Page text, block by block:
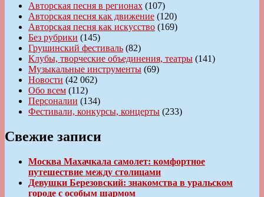
Авторская песня в регионах (107)
Авторская песня как движение (120)
Авторская песня как искусство (169)
Без рубрики (145)
Грушинский фестиваль (82)
Клубы, творческие объединения, театры (141)
Музыкальные инструменты (69)
Новости (42 062)
Обо всем (112)
Персоналии (134)
Фестивали, конкурсы, концерты (233)
Свежие записи
Москва Махачкала самолет: комфортное
путешествие между столицами
Девушки Березовский: знакомства в уральском
городе с особым шармом